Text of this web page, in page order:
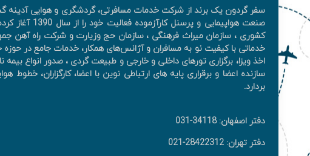
سفر گردون یک برند از شرکت خدمات مسافرتی، گردشگری و هوایی آدینه
صنعت
کشوری ، سازمان میراث فرهنگی ، سازمان حج وزیارت و شرکت راه آهن
خدماتی با کیفیت نو به مسافران و آژانس‌های همکار، خدمات جامع در حوزه
اخذ ويزا، برگزاری تورهای داخلی و خارجی و طبیعت گردی ، صدور انواع
سازنده اعضا و برقراری پایه های ارتباطی نوین با اعضا، کارگزاران،
بردارد.
دفتر اصفهان: 34118-031
دفتر تهران: 28422312-021